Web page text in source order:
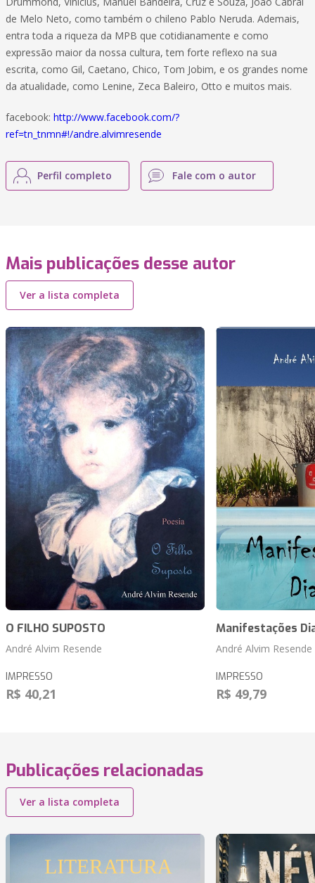
de Melo Neto, como também o chileno Pablo Neruda. Ademais,
entra toda a riqueza da MPB que cotidianamente e como
expressão maior da nossa cultura, tem forte reflexo na sua
escrita, como Gil, Caetano, Chico, Tom Jobim, e os grandes nome
da atualidade, como Lenine, Zeca Baleiro, Otto e muitos mais.
facebook: http://www.facebook.com/?
ref=tn_tnmn#!/andre.alvimresende
Perfil completo Fale com o autor
Mais publicações desse autor
Ver a lista completa
O FILHO SUPOSTO
André Alvim Resende
IMPRESSO
R$ 40,21
Manifestações
André Alvim Resende
IMPRESSO
R$ 49,79
Publicações relacionadas
Ver a lista completa